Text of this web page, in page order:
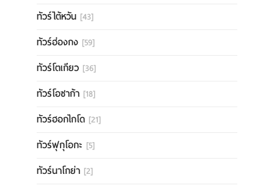
ทัวร์ไต้หวัน [43]
ทัวร์ฮ่องกง [59]
ทัวร์โตเกียว [36]
ทัวร์โอซาก้า [18]
ทัวร์ฮอกไกโด [21]
ทัวร์ฟุกุโอกะ [5]
ทัวร์นาโกย่า [2]